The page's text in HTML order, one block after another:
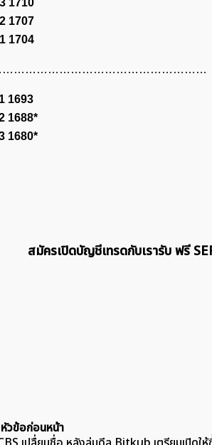
1707
1704
1693
1688*
1680*
สมัครเปิดบัญชีเทรดกับเรารับ ฟรี
ะแนว
หัวข้อก่อนหน้า